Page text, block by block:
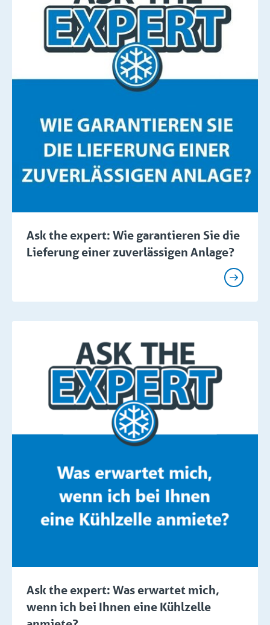
Ask the expert: Wie garantieren Sie die
Lieferung einer zuverlässigen Anlage?
Ask the expert: Was erwartet mich,
wenn ich bei Ihnen eine Kühlzelle